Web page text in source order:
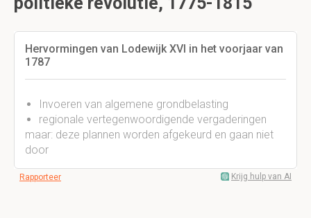
Hervormingen van Lodewijk XVI in het voorjaar van
1787
Invoeren van algemene grondbelasting
regionale vertegenwoordigende vergaderingen
maar: deze plannen worden afgekeurd en gaan niet
door
Rapporteer Krijg hulp van AI